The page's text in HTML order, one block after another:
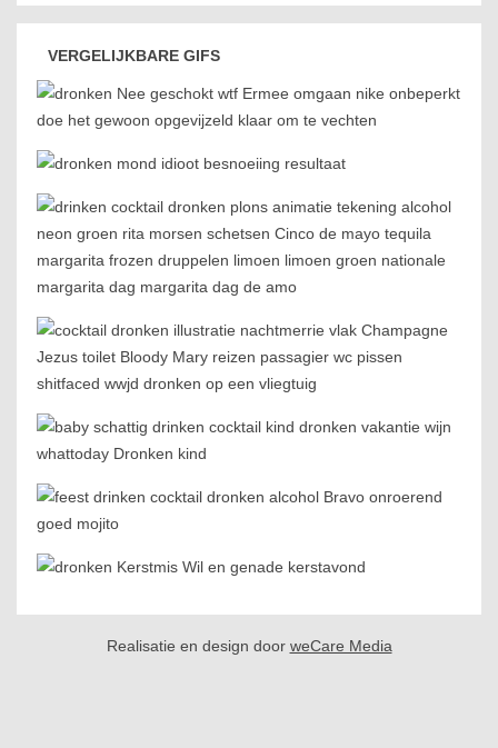
VERGELIJKBARE GIFS
Realisatie en design door weCare Media